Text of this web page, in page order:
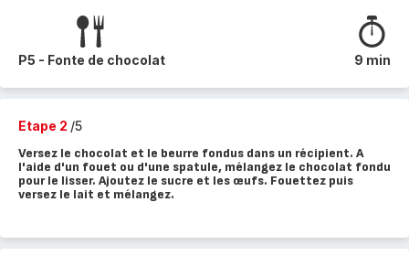
P5 - Fonte de chocolat 9 min
Etape 2 /5
Versez le chocolat et le beurre fondus dans un récipient. A
l'aide d'un fouet ou d'une spatule, mélangez le chocolat fondu
pour le lisser. Ajoutez le sucre et les œufs. Fouettez puis
versez le lait et mélangez.